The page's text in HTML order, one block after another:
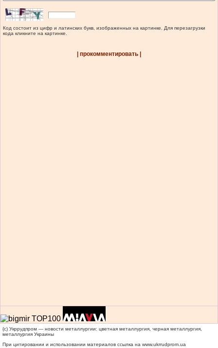
Код состоит из цифр и латинских букв, изображенных на картинке. Для перезагрузки
кода кликните на картинке.
| прокомментировать |
(c) Укррудпром — новости металлургии: цветная металлургия, черная металлургия,
металлургия Украины
При цитировании и использовании материалов ссылка на www.ukrrudprom.ua